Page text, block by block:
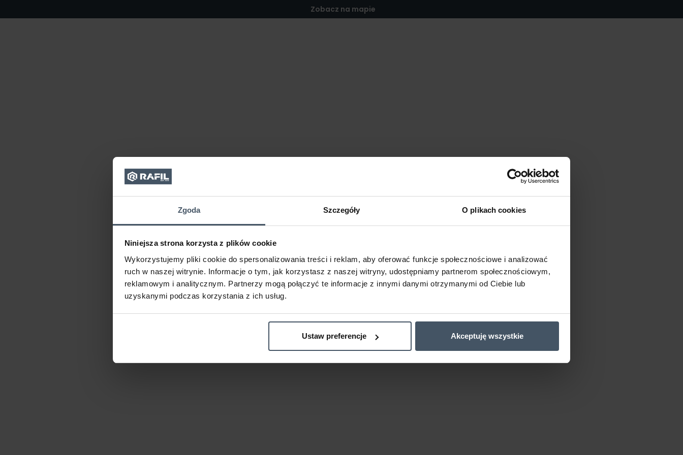
Zgoda Szczegóły O plikach cookies
Niniejsza strona korzysta z plików cookie
Wykorzystujemy pliki cookie do spersonalizowania treści i reklam, aby oferować funkcje społecznościowe i analizować
ruch w naszej witrynie. Informacje o tym, jak korzystasz z naszej witryny, udostępniamy partnerom społecznościowym,
reklamowym i analitycznym. Partnerzy mogą połączyć te informacje z innymi danymi otrzymanymi od Ciebie lub
uzyskanymi podczas korzystania z ich usług.
Ustaw preferencje Akceptuję wszystkie
Zobacz na mapie